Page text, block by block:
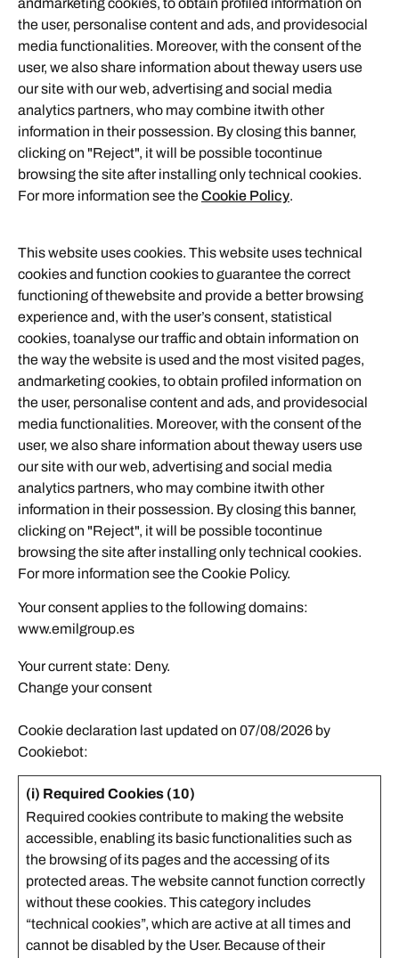
andmarketing cookies, to obtain profiled information on
the user, personalise content and ads, and providesocial
media functionalities. Moreover, with the consent of the
user, we also share information about theway users use
our site with our web, advertising and social media
analytics partners, who may combine itwith other
information in their possession. By closing this banner,
clicking on "Reject", it will be possible tocontinue
browsing the site after installing only technical cookies.
For more information see theCookie Policy.
This website uses cookies. This website uses technical
cookies and function cookies to guarantee the correct
functioning of thewebsite and provide a better browsing
experience and, with the user’s consent, statistical
cookies, toanalyse our traffic and obtain information on
the way the website is used and the most visited pages,
andmarketing cookies, to obtain profiled information on
the user, personalise content and ads, and providesocial
media functionalities. Moreover, with the consent of the
user, we also share information about theway users use
our site with our web, advertising and social media
analytics partners, who may combine itwith other
information in their possession. By closing this banner,
clicking on "Reject", it will be possible tocontinue
browsing the site after installing only technical cookies.
For more information see theCookie Policy.
Your consent applies to the following domains:
www.emilgroup.es
Your current state: Deny.
Change your consent
Cookie declaration last updated on 07/08/2026 by
Cookiebot:
(i) Required Cookies (10)
Required cookies contribute to making the website
accessible, enabling its basic functionalities such as
the browsing of its pages and the accessing of its
protected areas. The website cannot function correctly
without these cookies. This category includes
“technical cookies”, which are active at all times and
cannot be disabled by the User. Because of their